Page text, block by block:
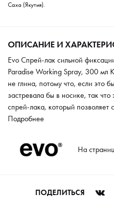
Саха (Якутия).
ОПИСАНИЕ И
Evo Спрей-лак сильной
Paradise Working Spray, 300 мл
не глина, потому что, если это
застревала бы в носике, так
спрей-лака, который позволяет
начать заново строить. Ультра-
повторном расчесывании,
водой.
Подробнее
На
ПОДЕЛИТЬСЯ